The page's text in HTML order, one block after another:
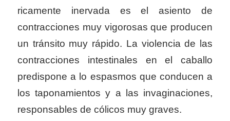
ricamente inervada es el asiento de
contracciones muy vigorosas que producen
un tránsito muy rápido. La violencia de las
contracciones intestinales en el caballo
predispone a lo espasmos que conducen a
los taponamientos y a las invaginaciones,
responsables de cólicos muy graves.